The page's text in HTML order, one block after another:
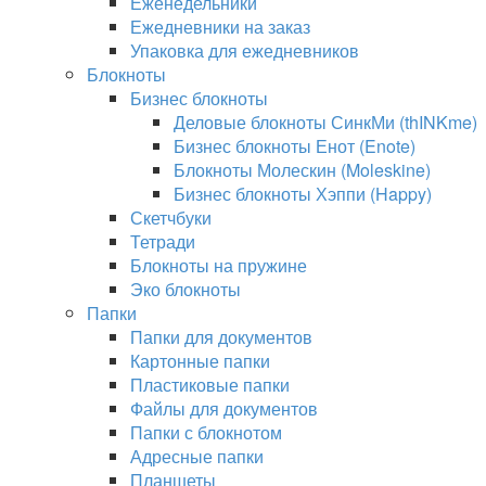
Ежедневники на заказ
Упаковка для ежедневников
Блокноты
Бизнес блокноты
Деловые блокноты СинкМи (thINKme)
Бизнес блокноты Енот (Enote)
Блокноты Молескин (Moleskine)
Бизнес блокноты Хэппи (Happy)
Скетчбуки
Тетради
Блокноты на пружине
Эко блокноты
Папки
Папки для документов
Картонные папки
Пластиковые папки
Файлы для документов
Папки с блокнотом
Адресные папки
Планшеты